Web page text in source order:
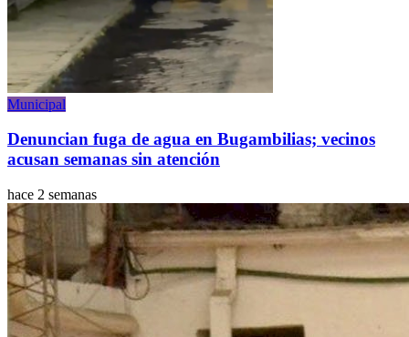
Municipal
Denuncian fuga de agua en Bugambilias; vecinos
acusan semanas sin atención
hace 2 semanas